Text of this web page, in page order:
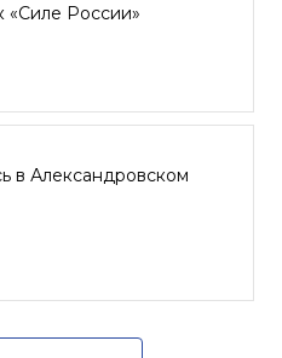
«Силе России»
в Александровском